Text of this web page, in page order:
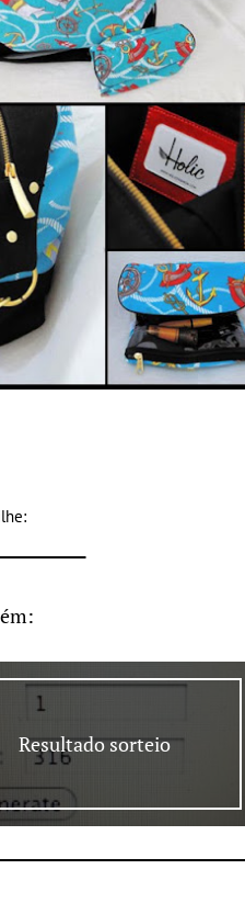
Resultado sorteio